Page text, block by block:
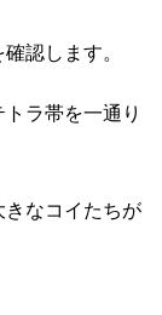
認します。
ラ帯を一通り
なコイたちが